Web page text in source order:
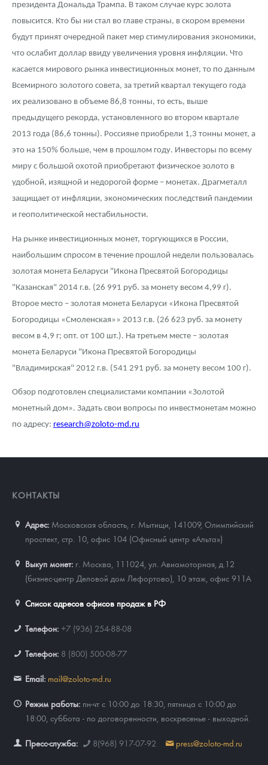
Наборы подарочных и коллекционных монет
Книги по нумизматике
президента Дональда Трампа. В таком случае курс золота
повысится. Кто бы ни стал во главе страны, в скором времени
будут принят очередной пакет мер стимулирования экономики,
что ослабит доллар ввиду увеличения уровня инфляции. Что
касается мирового рынка инвестиционных монет, то по данным
Всемирного золотого совета, за третий квартал текущего года
их реализовано в объеме 86,8 тонны, то есть, выше
предыдущего рекорда, установленного во втором квартале
2013 года (86,6 тонны). Россияне приобрели 1,3 тонны монет, а
это на 150% больше, чем в прошлом году. Инвесторы по всему
миру с большой охотой приобретают физическое золото в
удобной, изящной и недорогой форме – монетах. Драгметалл
защищает от инфляции, экономических последствий пандемии
и геополитической нестабильности.
На рынке инвестиционных монет, торгующихся в России,
наибольшим спросом в течение прошлой недели пользовалась
золотая монета Беларуси "Икона Пресвятой Богородицы
"Казанская" 2014 г.в. (26 991 руб. за монету весом 4,99 г).
Второе место – золотая монета Беларуси «Икона Пресвятой
Богородицы «Смоленская»» 2013 г.в. (26 623 руб. за монету
весом в 4,9 г; опт. от 100 шт.). На третьем месте – золотая
монета Беларуси "Икона Пресвятой Богородицы
"Владимирская" 2012 г.в. (541 291 руб. за монету весом 100 г).
Обзор подготовлен специалистами компании «Золотой
монетный дом». Задать свои вопросы по инвестмонетам можно
по адресу: research@zoloto-md.ru
КОНТАКТЫ
Адрес: Московская область, г. Мытищи, 141009, Олимпийский
проспект, стр. 10, офис 104 (Офисный центр «Альта»)
Выкуп монет: г. Москва, 111024, ул. Авиамоторная, д.12
(бизнес-центр Деловой дом Лефортово), 10 этаж, офис 911А
Список адресов офисов продаж в РФ
Телефон: +7 (936) 254-88-08
Телефон: 8 (800) 500-08-77
Email: mail@zoloto-md.ru
Режим работы: пн-чт с 10:00 до 18:30, пятница с 10:00 до
18:00, суббота - по договоренности, воскресенье - выходной.
Пресс-служба: 8(968) 917-07-92 press@zoloto-md.ru